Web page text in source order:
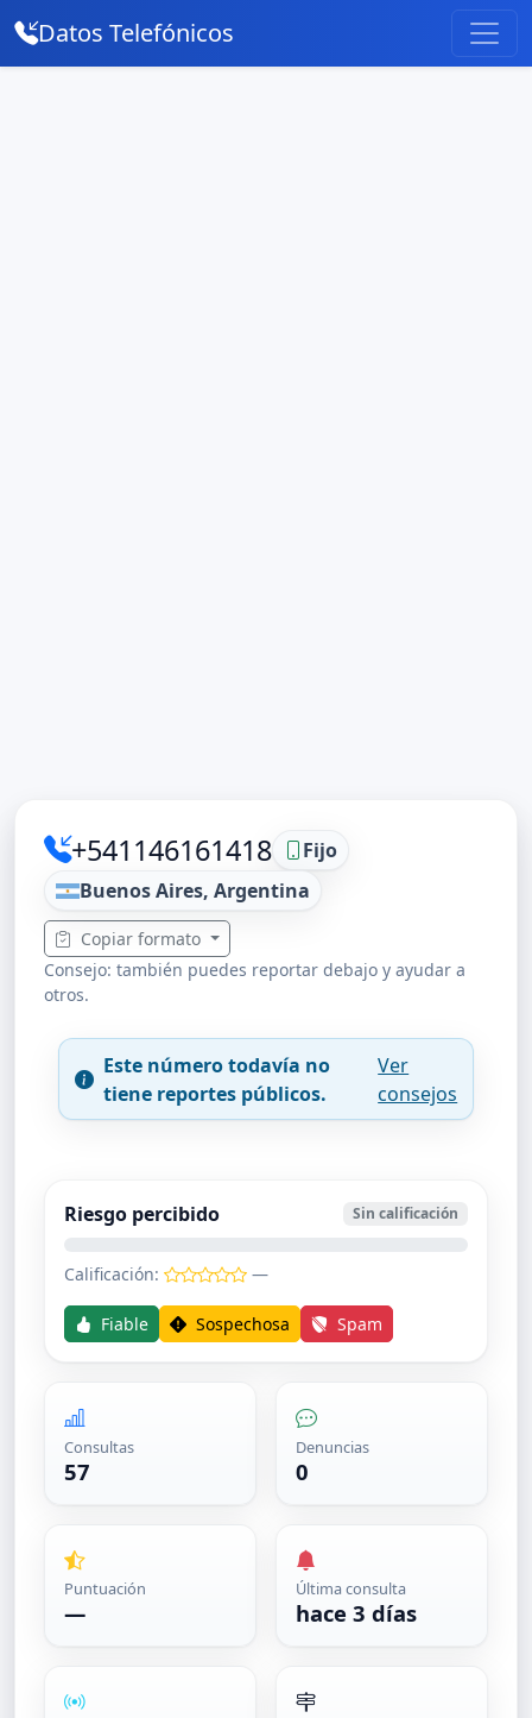
Datos Telefónicos
+541146161418
Fijo
Buenos Aires, Argentina
Copiar formato
Consejo: también puedes reportar debajo y ayudar a
otros.
Este número todavía no
tiene reportes públicos.
Ver
consejos
Riesgo percibido Sin calificación
Calificación: —
Fiable Sospechosa Spam
Consultas
57
Denuncias
0
Puntuación
—
Última consulta
hace 3 días